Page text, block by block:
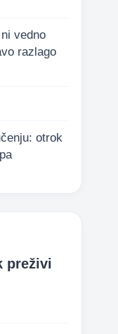
vedno
razlago
otrok
preživi